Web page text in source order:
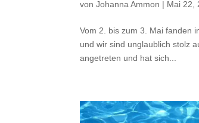
vonJohanna Ammon | Mai 22,
Vom 2. bis zum 3. Mai fanden
und wir sind unglaublich stolz
angetreten und hat sich...